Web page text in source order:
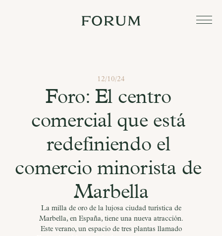
12/10/24
Foro: El centro
comercial que está
redefiniendo el
comercio minorista de
Marbella
La milla de oro de la lujosa ciudad turística de
Marbella, en España, tiene una nueva atracción.
Este verano, un espacio de tres plantas llamado